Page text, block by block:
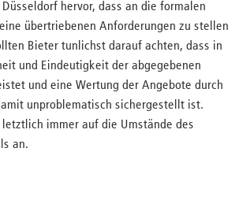
hervor, dass an die formalen
übertriebenen Anforderungen zu stellen
Bieter tunlichst darauf achten, dass in
und Eindeutigkeit der abgegebenen
und eine Wertung der Angebote durch
unproblematisch sichergestellt ist.
immer auf die Umstände des
an.